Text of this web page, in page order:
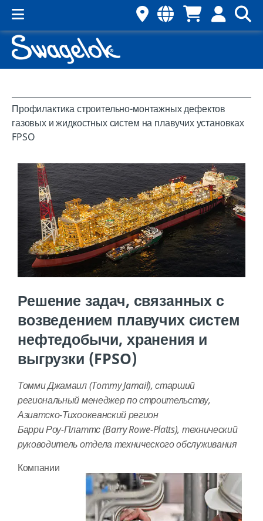
Профилактика строительно-монтажных дефектов
газовых и жидкостных систем на плавучих установках
FPSO
Решение задач, связанных с
возведением плавучих систем
нефтедобычи, хранения и
выгрузки (FPSO)
Томми Джамаил (Tommy Jamail), старший
региональный менеджер по строительству,
Азиатско-Тихоокеанский регион
Барри Роу-Платтс (Barry Rowe-Platts), технический
руководитель отдела технического обслуживания
Компании